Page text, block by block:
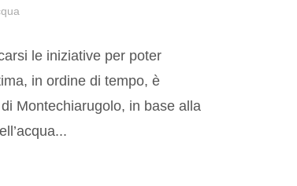
le iniziative per poter
in ordine di tempo, è
Montechiarugolo, in base alla